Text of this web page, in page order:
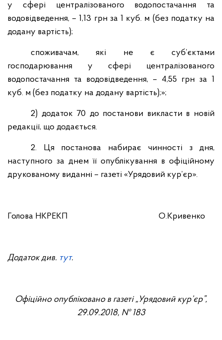
у сфері централізованого водопостачання та
водовідведення, – 1,13 грн за 1 куб. м (без податку на
додану вартість);
споживачам, які не є суб’єктами
господарювання у сфері централізованого
водопостачання та водовідведення, – 4,55 грн за 1
куб. м (без податку на додану вартість);»;
2) додаток 70 до постанови викласти в новій
редакції, що додається.
2. Ця постанова набирає чинності з дня,
наступного за днем її опублікування в офіційному
друкованому виданні – газеті «Урядовий кур’єр».
Голова НКРЕКП О.Кривенко
Додаток див. тут.
Офіційно опубліковано в газеті „Урядовий кур’єр”,
29.09.2018, № 183